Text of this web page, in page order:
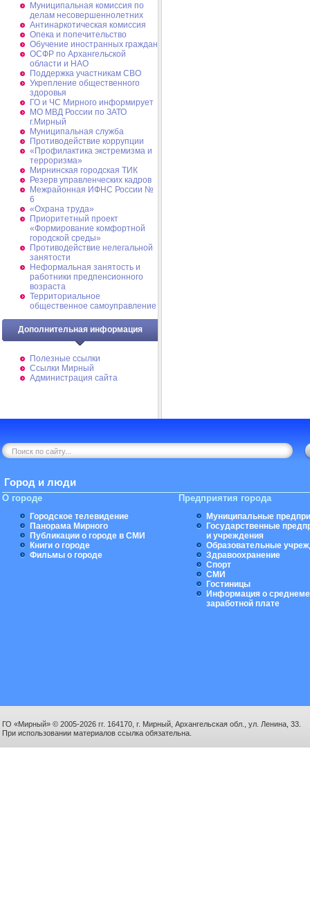
Муниципальная комиссия по
делам несовершеннолетних
Антинаркотическая комиссия
Опека и попечительство
Обучение иностранных граждан
ОСФР по Архангельской
области и НАО
Поддержка участникам СВО
Укрепление общественного
здоровья
ГО и ЧС Мирного информирует
МО МВД России по ЗАТО
г.Мирный
Муниципальная cлужба
Противодействие коррупции
«Профилактика экстремизма и
терроризма»
Мирнинская городская ТИК
Резерв управленческих кадров
Межрайонная ИФНС России №
6
«Охрана труда»
Приоритетный проект
«Формирование комфортной
городской среды»
Противодействие нелегальной
занятости
Неформальная занятость и
работники предпенсионного
возраста
Территориальное
общественное самоуправление
Дополнительная информация
Полезные ссылки
Ссылки Мирный
Администрация сайта
Город и люди
О городе
Городское телевидение
Панорама Мирного
Публикации о городе в СМИ
Книги о городе
Фильмы о городе
Предприятия города
Муниципальные
Государственные
и учреждения
Образовательные
Здравоохранение
Спорт
СМИ
Гостиницы
Информация о
заработной плате
ГО «Мирный» © 2005-2026 гг. 164170, г. Мирный, Архангельская обл., ул. Ленина, 33.
При использовании материалов ссылка обязательна.